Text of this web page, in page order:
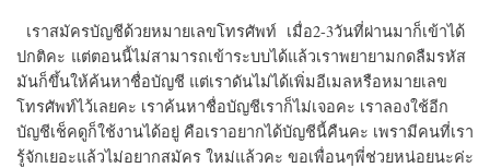
เราสมัครบัญชีด้วยหมายเลขโทรศัพท์ เมื่อ2-3วันที่ผ่านมาก็เข้าได้
ปกติคะ แต่ตอนนี้ไม่สามารถเข้าระบบได้แล้วเราพยายามกดลืมรหัส
มันก็ขึ้นให้ค้นหาชื่อบัญชี แต่เราดันไม่ได้เพิ่มอีเมลหรือหมายเลข
โทรศัพท์ไว้เลยคะ เราค้นหาชื่อบัญชีเราก็ไม่เจอคะ เราลองใช้อีก
บัญชีเช็คดูก็ใช้งานได้อยู่ คือเราอยากได้บัญชีนี้คืนคะ เพรามีคนที่เรา
รู้จักเยอะแล้วไม่อยากสมัคร ใหม่แล้วคะ ขอเพื่อนๆพี่ช่วยหน่อยนะค่ะ